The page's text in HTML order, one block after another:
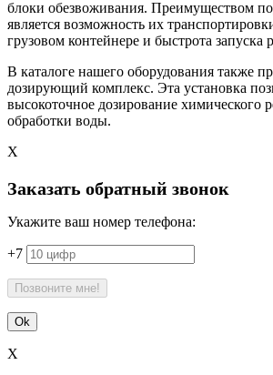
блоки обезвоживания. Преимуществом
является возможность их
грузовом контейнере и быстрота запуска
В каталоге нашего оборудования также
дозирующий комплекс. Эта установка
высокоточное дозирование химического
обработки воды.
X
Заказать обратный звонок
Укажите ваш номер телефона:
+7
X